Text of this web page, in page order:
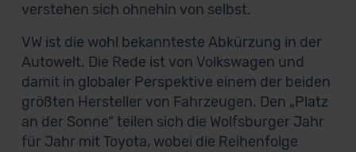
verstehen sich ohnehin von selbst.
VW ist die wohl bekannteste Abkürzung in der
Autowelt. Die Rede ist von Volkswagen und
damit in globaler Perspektive einem der beiden
größten Hersteller von Fahrzeugen. Den „Platz
an der Sonne“ teilen sich die Wolfsburger Jahr
für Jahr mit Toyota, wobei die Reihenfolge